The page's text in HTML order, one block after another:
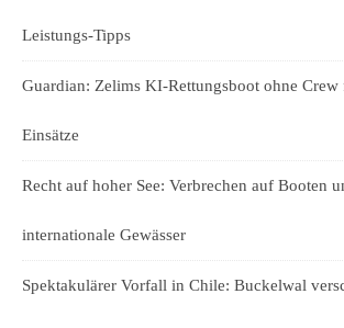
Leistungs-Tipps
Guardian: Zelims KI-Rettungsboot ohne
Einsätze
Recht auf hoher See: Verbrechen auf Booten
internationale Gewässer
Spektakulärer Vorfall in Chile: Buckelwal